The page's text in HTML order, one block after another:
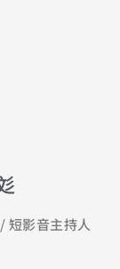
短影音主持人